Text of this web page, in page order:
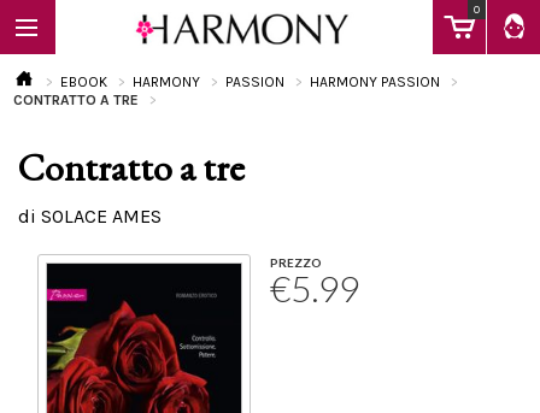
0
EBOOK
Calendario
EBOOK HARMONY PASSION
HARMONY PASSION
CONTRATTO A TRE
Contratto a tre
di SOLACE AMES
PREZZO
€5.99